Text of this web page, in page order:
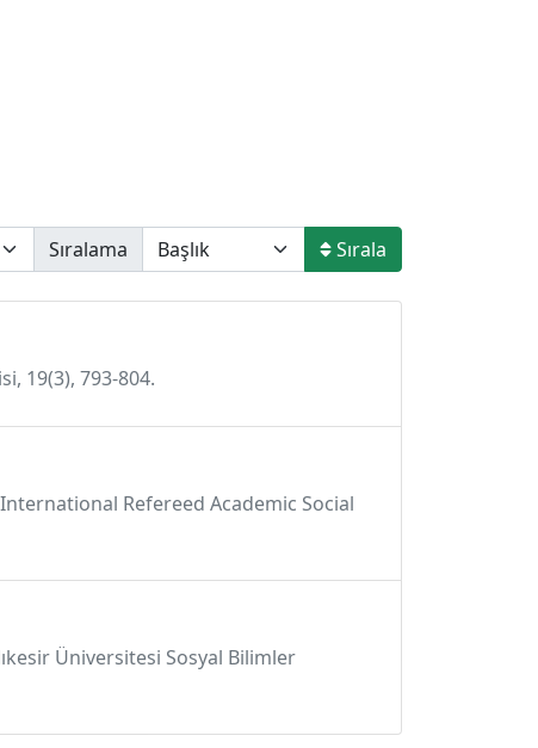
Sıralama Sırala
19(3), 793-804.
Refereed Academic Social
Üniversitesi Sosyal Bilimler